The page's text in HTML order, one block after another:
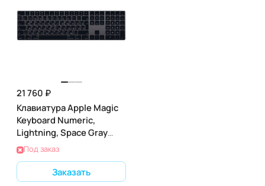
21 760 ₽
Клавиатура Apple Magic
Keyboard Numeric,
Lightning, Space Gray
(тёмно-серая) (MRMH2)
Под заказ
Заказать